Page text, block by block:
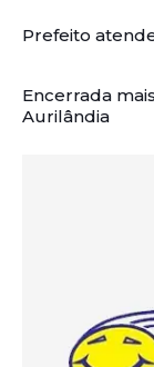
Prefeito
Encerrada
Aurilândia